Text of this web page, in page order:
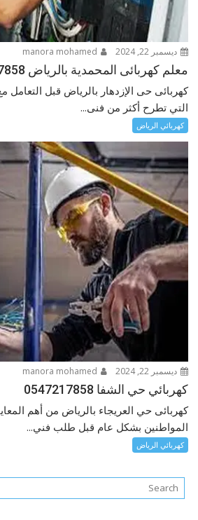
ديسمبر 22, 2024
معلم كهربائى المحمدية بالرياض 0547217858
كهربائى حى الإزدهار بالرياض قبل
التي تطرح أكثر من فنى...
كهربائي الرياض
ديسمبر 22, 2024
كهربائي حي الشفا 0547217858
كهربائى حي العريجاء بالرياض من أهم
المواطنين بشكل عام قبل طلب فني...
كهربائي الرياض